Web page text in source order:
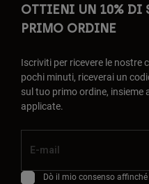
OTTIENI UN 10% DI
PRIMO ORDINE
Iscriviti per ricevere le nostre
pochi minuti, riceverai un
sul tuo primo ordine, insieme
applicate.
Dò il mio consenso